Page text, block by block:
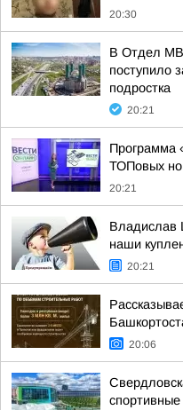
20:30
В Отдел
поступило
подростка
20:21
Программа
ТОПовых
20:21
Владислав
наши
20:21
20:06